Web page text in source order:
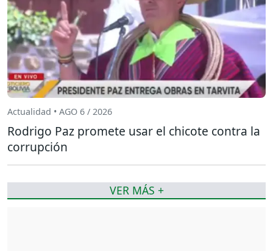
Actualidad • AGO 6 / 2026
Rodrigo Paz promete usar el chicote contra la
corrupción
VER MÁS +